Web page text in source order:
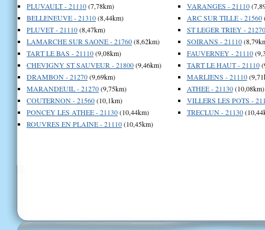
PLUVAULT - 21110(7,78km)
BELLENEUVE - 21310(8,44km)
PLUVET - 21110(8,47km)
LAMARCHE SUR SAONE - 21760(8,62km)
TART LE BAS - 21110(9,08km)
CHEVIGNY ST SAUVEUR - 21800(9,46km)
DRAMBON - 21270(9,69km)
MARANDEUIL - 21270(9,75km)
COUTERNON - 21560(10,1km)
PONCEY LES ATHEE - 21130(10,44km)
ROUVRES EN PLAINE - 21110(10,45km)
VARANGES - 21110
ARC SUR TILLE - 21560
ST LEGER TRIEY - 21270
SOIRANS - 21110
FAUVERNEY - 21110
TART LE HAUT - 21110
MARLIENS - 21110
ATHEE - 21130(10,08km)
VILLERS LES POTS -
TRECLUN - 21130